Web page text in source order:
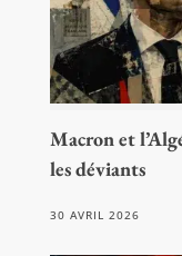
Macron et
les déviants
30 AVRIL 2026